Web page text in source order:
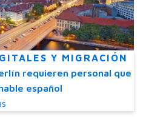
Y MIGRACIÓN
requieren personal que
español